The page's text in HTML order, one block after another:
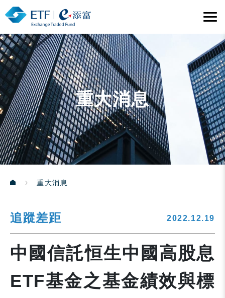
重大消息
重大消息
追蹤差距 2022.12.19
中國信託恒生中國高股息
ETF基金之基金績效與標